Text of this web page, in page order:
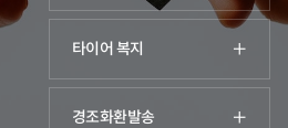
타이어 복지
경조화환발송